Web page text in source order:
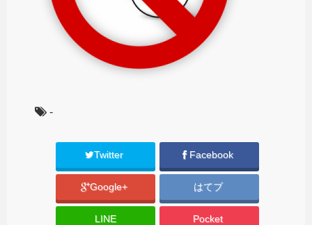
-
Twitter Facebook
Google+ はてブ
LINE Pocket